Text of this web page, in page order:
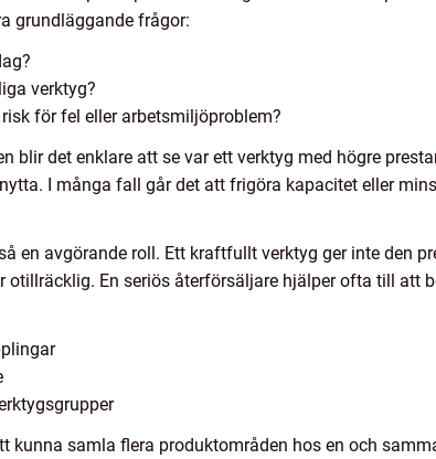
grundläggande frågor:
verktyg?
för fel eller arbetsmiljöproblem?
blir det enklare att se var ett verktyg med högre
I många fall går det att frigöra kapacitet eller
en avgörande roll. Ett kraftfullt verktyg ger inte den
otillräcklig. En seriös återförsäljare hjälper ofta till att
kunna samla flera produktområden hos en och